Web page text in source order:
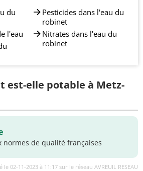
du
l'eau
Pesticides dans l'eau du
robinet
Nitrates dans l'eau du
robinet
est-elle potable à Metz-
normes de qualité françaises
02-11-2023 à 11:17 sur le réseau AVREUIL RESEAU